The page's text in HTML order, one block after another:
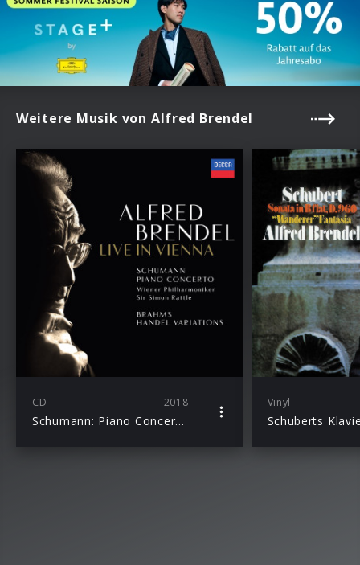
Weitere Musik von Alfred Brendel
CD 2018
Schumann: Piano Concerto in A Minor; Brahms: Variations & Fugue on a Theme by Handel
Vinyl